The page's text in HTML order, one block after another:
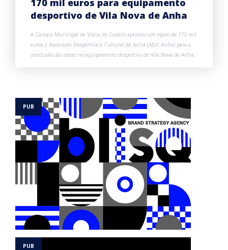
170 mil euros para equipamento
desportivo de Vila Nova de Anha
A Câmara Municipal de Viana do Castelo aprovou um apoio de 170 mil
euros à Associação Desportiva e Cultural de Anha (ADC Anha) para a
conclusão das obras no equipamento desportivo de Vila Nova de Anha.